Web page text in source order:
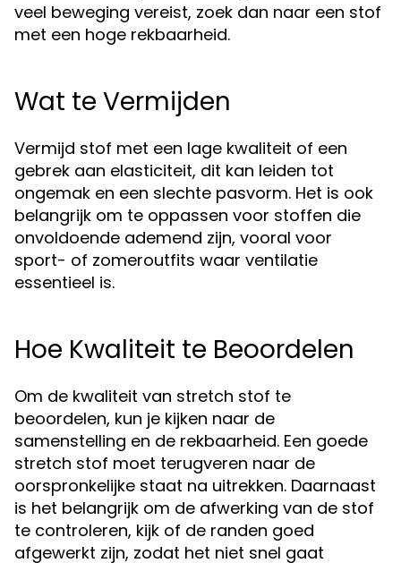
veel beweging vereist, zoek dan naar een stof
met een hoge rekbaarheid.
Wat te Vermijden
Vermijd stof met een lage kwaliteit of een
gebrek aan elasticiteit, dit kan leiden tot
ongemak en een slechte pasvorm. Het is ook
belangrijk om te oppassen voor stoffen die
onvoldoende ademend zijn, vooral voor
sport- of zomeroutfits waar ventilatie
essentieel is.
Hoe Kwaliteit te Beoordelen
Om de kwaliteit van stretch stof te
beoordelen, kun je kijken naar de
samenstelling en de rekbaarheid. Een goede
stretch stof moet terugveren naar de
oorspronkelijke staat na uitrekken. Daarnaast
is het belangrijk om de afwerking van de stof
te controleren, kijk of de randen goed
afgewerkt zijn, zodat het niet snel gaat